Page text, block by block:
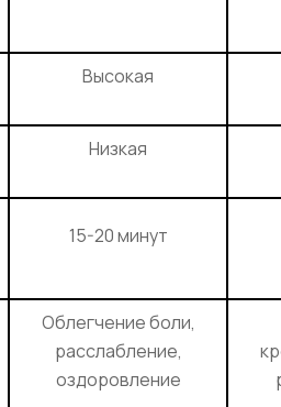
Высокая
Низкая
15-20 минут
Облегчение боли,
расслабление,
оздоровление